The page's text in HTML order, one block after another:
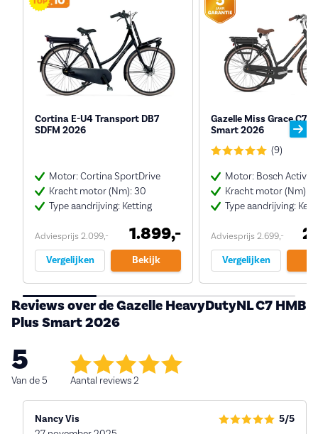
Cortina E-U4 Transport DB7
SDFM 2026
Motor: Cortina SportDrive
Kracht motor (Nm): 30
Type aandrijving: Ketting
Adviesprijs 2.099,- 1.899,-
Vergelijken Bekijk
Gazelle Miss Grace C7
Smart 2026
(9)
Motor: Bosch Active
Kracht motor (Nm):
Type aandrijving:
Adviesprijs 2.699,-
Vergelijken
Reviews over de Gazelle HeavyDutyNL C7 HMB
Plus Smart 2026
5
Van de 5 Aantal reviews 2
Nancy Vis
5/5